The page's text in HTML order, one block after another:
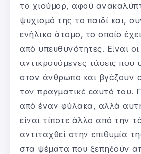
το χιούμορ, αφού
ψυχισμό της το παιδί και,
ενήλικο άτομο, το οποίο έχει
από υπευθυνότητες. Είναι οι
αντικρουόμενες τάσεις που
στον άνθρωπο και βγάζουν
τον πραγματικό εαυτό του.
από έναν φύλακα, αλλά
είναι τίποτε άλλο από την
αντιταχθεί στην επιθυμία
στα ψέματα που ξεπηδούν